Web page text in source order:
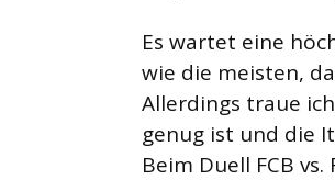
Es wartet eine
wie die meisten,
Allerdings traue
genug ist und die
Beim Duell FCB